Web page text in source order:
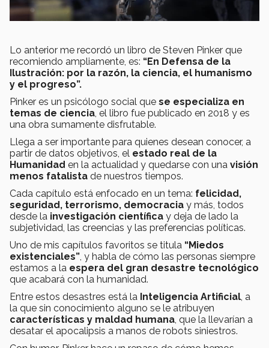
Lo anterior me recordó un libro de Steven Pinker que
recomiendo ampliamente, es: “En Defensa de la
Ilustración: por la razón, la ciencia, el humanismo
y el progreso”.
Pinker es un psicólogo social que se especializa en
temas de ciencia , el libro fue publicado en 2018 y es
una obra sumamente disfrutable.
Llega a ser importante para quienes desean conocer, a
partir de datos objetivos, el estado real de la
Humanidad en la actualidad y quedarse con una visión
menos fatalista de nuestros tiempos.
Cada capítulo está enfocado en un tema: felicidad,
seguridad, terrorismo, democracia y más, todos
desde la investigación científica y deja de lado la
subjetividad, las creencias y las preferencias políticas.
Uno de mis capítulos favoritos se titula “Miedos
existenciales” , y habla de cómo las personas siempre
estamos a la espera del gran desastre tecnológico
que acabará con la humanidad.
Entre estos desastres está la Inteligencia Artificial , a
la que sin conocimiento alguno se le atribuyen
características y maldad humana , que la llevarían a
desatar el apocalipsis a manos de robots siniestros.